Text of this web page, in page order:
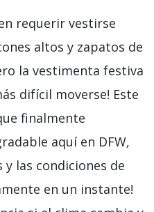
requerir vestirse
altos y zapatos de
la vestimenta festiva
difícil moverse! Este
finalmente
aquí en DFW,
las condiciones de
en un instante!